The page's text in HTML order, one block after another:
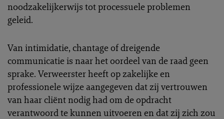
noodzakelijkerwijs tot processuele problemen
geleid.
Van intimidatie, chantage of dreigende
communicatie is naar het oordeel van de raad geen
sprake. Verweerster heeft op zakelijke en
professionele wijze aangegeven dat zij vertrouwen
van haar cliënt nodig had om de opdracht
verantwoord te kunnen uitvoeren en dat zij zich zou